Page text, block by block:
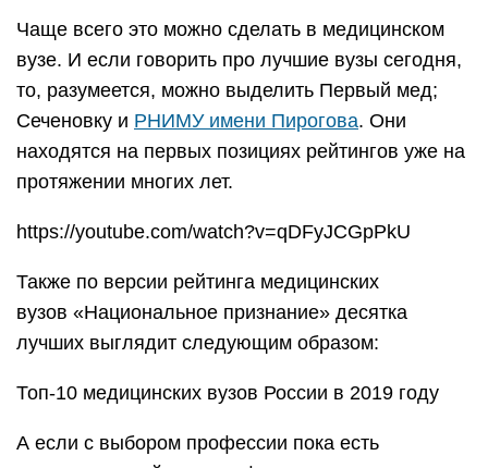
Чаще всего это можно сделать в медицинском
вузе. И если говорить про лучшие вузы сегодня,
то, разумеется, можно выделить Первый мед;
Сеченовку и РНИМУ имени Пирогова. Они
находятся на первых позициях рейтингов уже на
протяжении многих лет.
https://youtube.com/watch?v=qDFyJCGpPkU
Также по версии рейтинга медицинских
вузов «Национальное признание» десятка
лучших выглядит следующим образом:
Топ-10 медицинских вузов России в 2019 году
А если с выбором профессии пока есть